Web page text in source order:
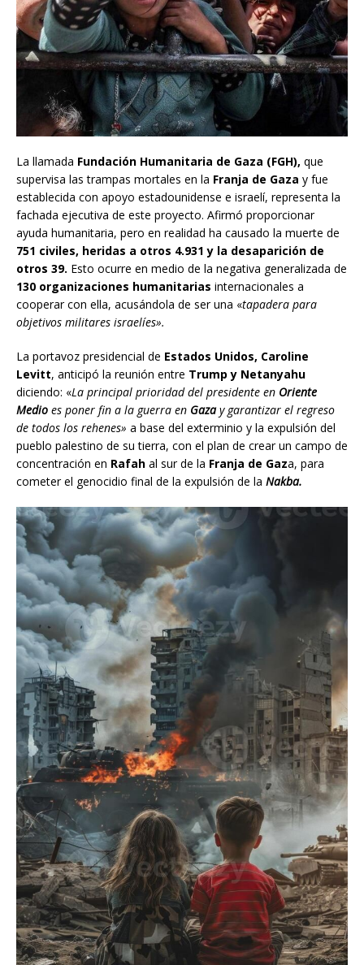
La llamada Fundación Humanitaria de Gaza (FGH), que
supervisa las trampas mortales en la Franja de Gaza y fue
establecida con apoyo estadounidense e israelí, representa la
fachada ejecutiva de este proyecto. Afirmó proporcionar
ayuda humanitaria, pero en realidad ha causado la muerte de
751 civiles, heridas a otros 4.931 y la desaparición de
otros 39. Esto ocurre en medio de la negativa generalizada de
130 organizaciones humanitarias internacionales a
cooperar con ella, acusándola de ser una «tapadera para
objetivos militares israelíes».
La portavoz presidencial de Estados Unidos, Caroline
Levitt, anticipó la reunión entre Trump y Netanyahu
diciendo: «La principal prioridad del presidente en Oriente
Medio es poner fin a la guerra en Gazay garantizar el regreso
de todos los rehenes» a base del exterminio y la expulsión del
pueblo palestino de su tierra, con el plan de crear un campo de
concentración en Rafah al sur de la Franja de Gaza, para
cometer el genocidio final de la expulsión de la Nakba.